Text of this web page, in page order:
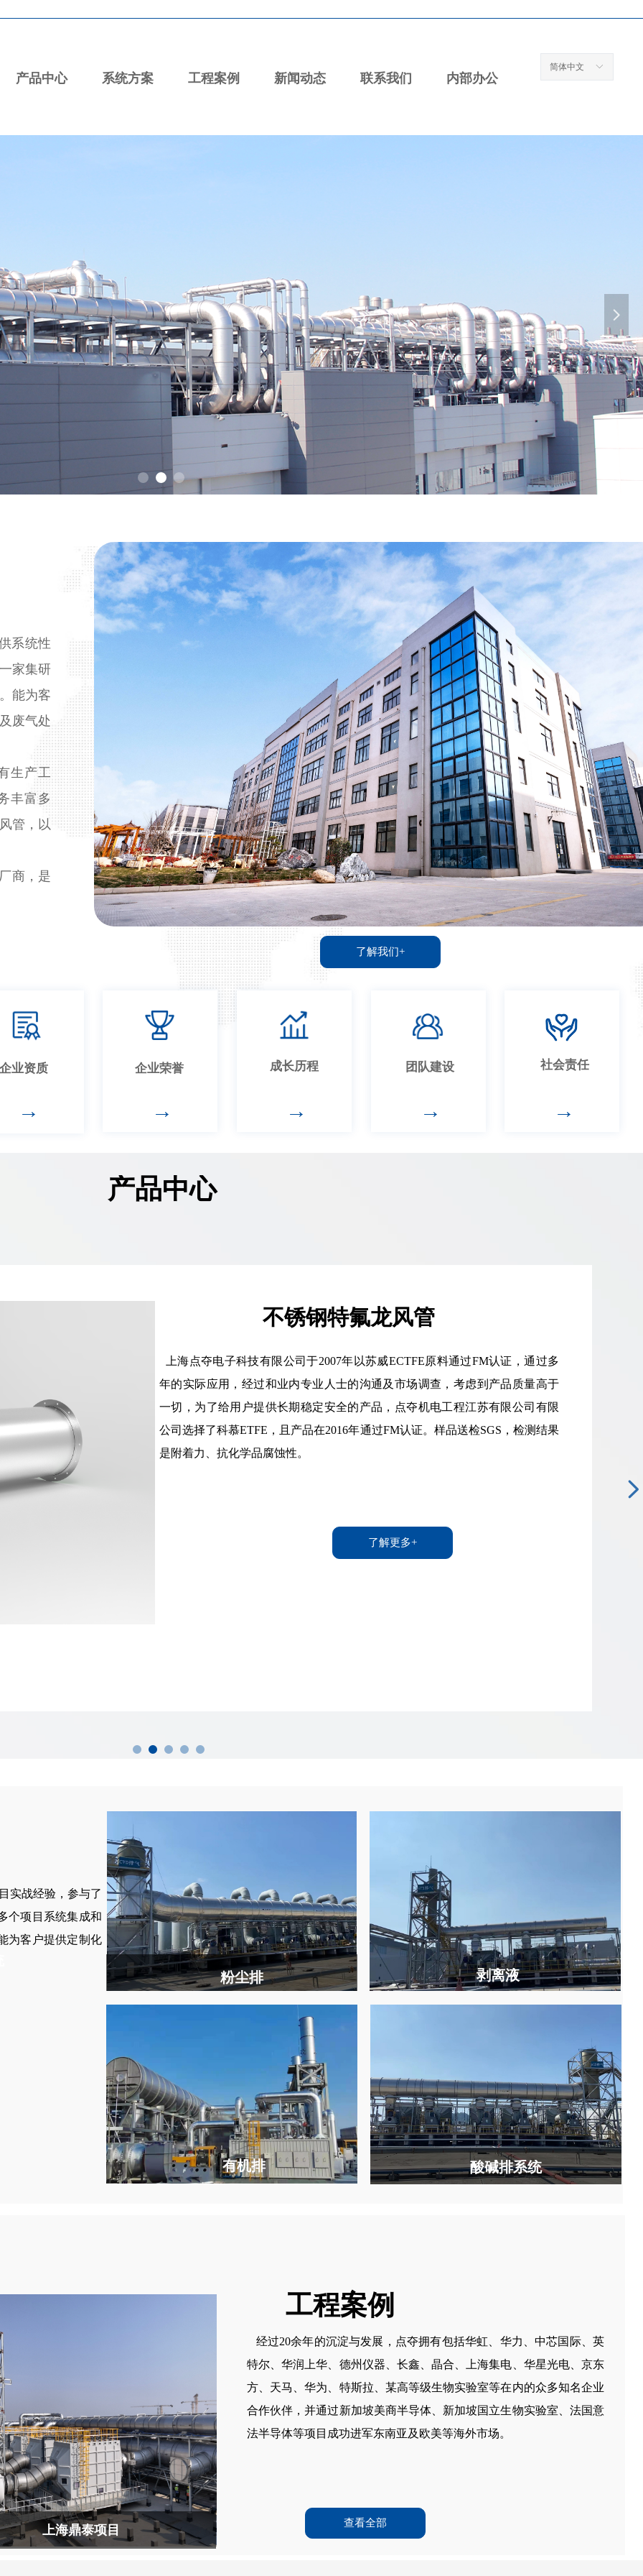
产品中心 系统方案 工程案例 新闻动态 联系我们 内部办公
ꀅ
简体中文
넲
不锈钢特氟龙风管
上海点夺电子科技有限公司于2007年以苏威ECTFE原料通过FM认证，通过多
年的实际应用，经过和业内专业人士的沟通及市场调查，考虑到产品质量高于
一切，为了给用户提供长期稳定安全的产品，点夺机电工程江苏有限公司有限
公司选择了科慕ETFE，且产品在2016年通过FM认证。样品送检SGS，检测结果
是附着力、抗化学品腐蚀性。
了解更多+
넲
产品中心
系统性
家集研
能为客
废气处
生产工
丰富多
管，以
商，是
了解我们+
业资质
→
企业荣誉
→
成长历程
→
团队建设
→
社会责任
→
实战经验，参与了
个项目系统集成和
为客户提供定制化
粉尘排 剥离液
有机排 酸碱排系统
经过20余年的沉淀与发展，点夺拥有包括华虹、华力、中芯国际、英
特尔、华润上华、德州仪器、长鑫、晶合、上海集电、华星光电、京东
方、天马、华为、特斯拉、某高等级生物实验室等在内的众多知名企业
合作伙伴，并通过新加坡美商半导体、新加坡国立生物实验室、法国意
法半导体等项目成功进军东南亚及欧美等海外市场。
查看全部
工程案例
上海鼎泰项目